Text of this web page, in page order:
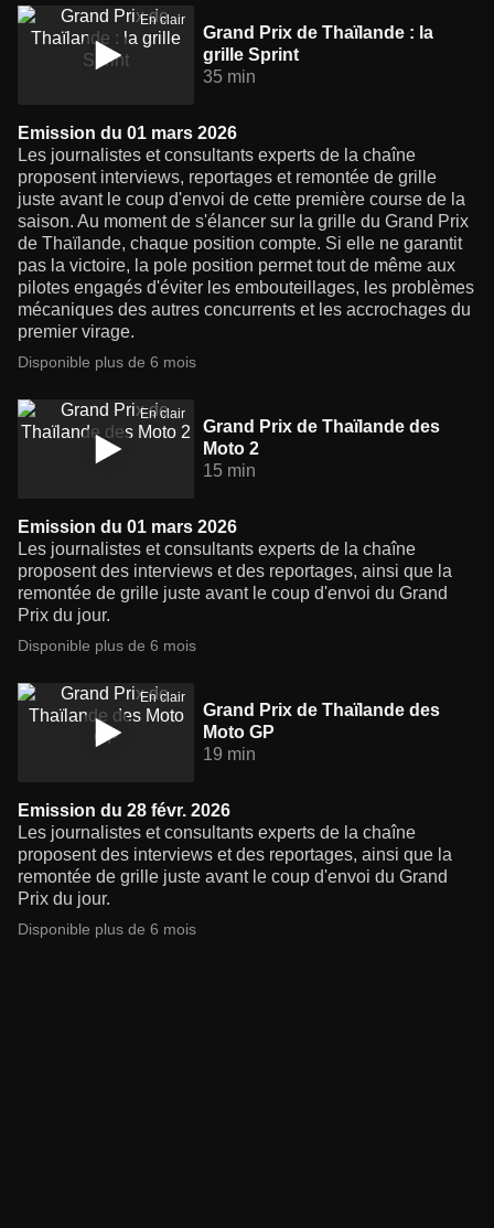
En clair
Grand Prix de Thaïlande : la
grille Sprint
35 min
Emission du 01 mars 2026
Les journalistes et consultants experts de la chaîne
proposent interviews, reportages et remontée de grille
juste avant le coup d'envoi de cette première course de la
saison. Au moment de s'élancer sur la grille du Grand Prix
de Thaïlande, chaque position compte. Si elle ne garantit
pas la victoire, la pole position permet tout de même aux
pilotes engagés d'éviter les embouteillages, les problèmes
mécaniques des autres concurrents et les accrochages du
premier virage.
Disponible plus de 6 mois
En clair
Grand Prix de Thaïlande des
Moto 2
15 min
Emission du 01 mars 2026
Les journalistes et consultants experts de la chaîne
proposent des interviews et des reportages, ainsi que la
remontée de grille juste avant le coup d'envoi du Grand
Prix du jour.
Disponible plus de 6 mois
En clair
Grand Prix de Thaïlande des
Moto GP
19 min
Emission du 28 févr. 2026
Les journalistes et consultants experts de la chaîne
proposent des interviews et des reportages, ainsi que la
remontée de grille juste avant le coup d'envoi du Grand
Prix du jour.
Disponible plus de 6 mois